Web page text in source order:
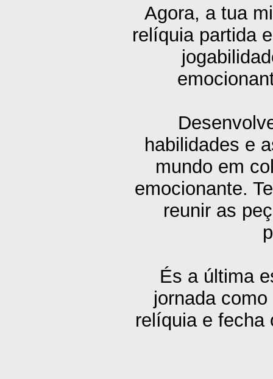
Agora, a tua
relíquia partida
habilidades e
mundo em
emocionante.
reunir as
És a última
jornada
relíquia e fecha